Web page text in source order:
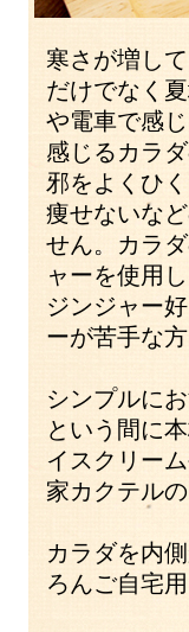
寒さが増し
だけでなく
や電車で感
感じるカラ
邪をよくひ
痩せないな
せん。カラ
ャーを使用
ジンジャー
ーが苦手な
シンプルに
という間に
イスクリー
家カクテル
カラダを内
ろんご自宅